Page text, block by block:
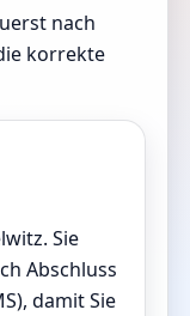
nach
korrekte
Sie
Abschluss
damit Sie